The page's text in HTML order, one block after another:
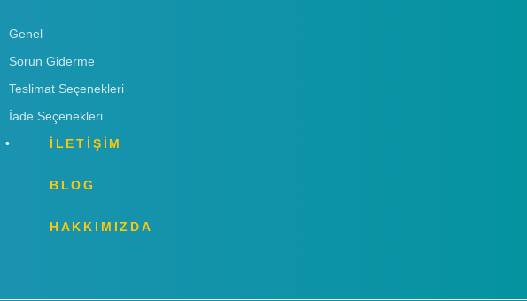
Genel
Sorun Giderme
Teslimat Seçenekleri
İade Seçenekleri
İLETİŞİM
BLOG
HAKKIMIZDA